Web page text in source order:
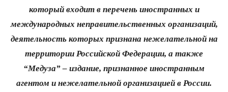
который входит в перечень иностранных и
международных неправительственных организаций,
деятельность которых признана нежелательной на
территории Российской Федерации, а также
“Медуза” – издание, признанное иностранным
агентом и нежелательной организацией в России.